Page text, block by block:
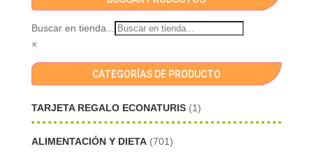
Buscar en tienda...
×
CATEGORÍAS DE PRODUCTO
TARJETA REGALO ECONATURIS (1)
ALIMENTACIÓN Y DIETA (701)